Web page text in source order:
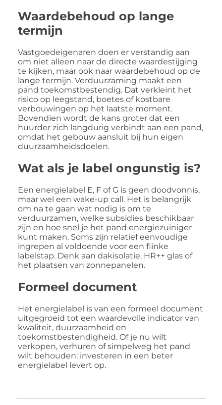
Waardebehoud op lange
termijn
Vastgoedeigenaren doen er verstandig aan
om niet alleen naar de directe waardestijging
te kijken, maar ook naar waardebehoud op de
lange termijn. Verduurzaming maakt een
pand toekomstbestendig. Dat verkleint het
risico op leegstand, boetes of kostbare
verbouwingen op het laatste moment.
Bovendien wordt de kans groter dat een
huurder zich langdurig verbindt aan een pand,
omdat het gebouw aansluit bij hun eigen
duurzaamheidsdoelen.
Wat als je label ongunstig is?
Een energielabel E, F of G is geen doodvonnis,
maar wel een wake-up call. Het is belangrijk
om na te gaan wat nodig is om te
verduurzamen, welke subsidies beschikbaar
zijn en hoe snel je het pand energiezuiniger
kunt maken. Soms zijn relatief eenvoudige
ingrepen al voldoende voor een flinke
labelstap. Denk aan dakisolatie, HR++ glas of
het plaatsen van zonnepanelen.
Formeel document
Het energielabel is van een formeel document
uitgegroeid tot een waardevolle indicator van
kwaliteit, duurzaamheid en
toekomstbestendigheid. Of je nu wilt
verkopen, verhuren of simpelweg het pand
wilt behouden: investeren in een beter
energielabel levert op.